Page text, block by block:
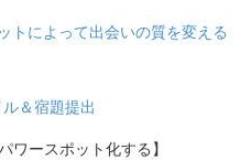
によって出会いの質を変える
＆宿題提出
ースポット化する】